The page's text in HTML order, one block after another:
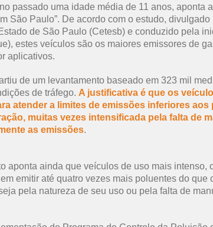
passado uma idade média de 11 anos, aponta
São Paulo”. De acordo com o estudo,
de São Paulo (Cetesb) e conduzido pela
estes veículos são os maiores emissores de
aplicativos.
de um levantamento baseado em 323 mil
de tráfego. A justificativa é que os
atender a limites de emissões inferiores
muitas vezes intensificada pela falta de
as emissões.
aponta ainda que veículos de uso mais intenso,
emitir até quatro vezes mais poluentes do que
pela natureza de seu uso ou pela falta de